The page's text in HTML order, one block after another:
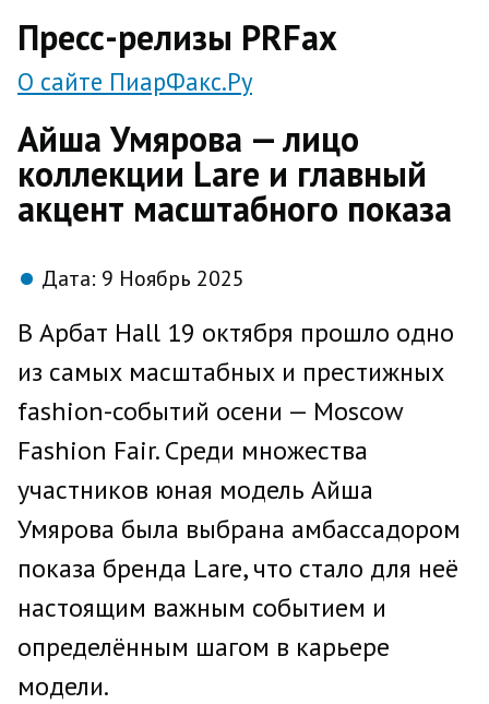
Пресс-релизы PRFax
О сайте ПиарФакс.Ру
Айша Умярова — лицо
коллекции Lare и главный
акцент масштабного показа
Дата: 9 Ноябрь 2025
В Арбат Hall 19 октября прошло одно
из самых масштабных и престижных
fashion-событий осени — Moscow
Fashion Fair. Среди множества
участников юная модель Айша
Умярова была выбрана амбассадором
показа бренда Lare, что стало для неё
настоящим важным событием и
определённым шагом в карьере
модели.